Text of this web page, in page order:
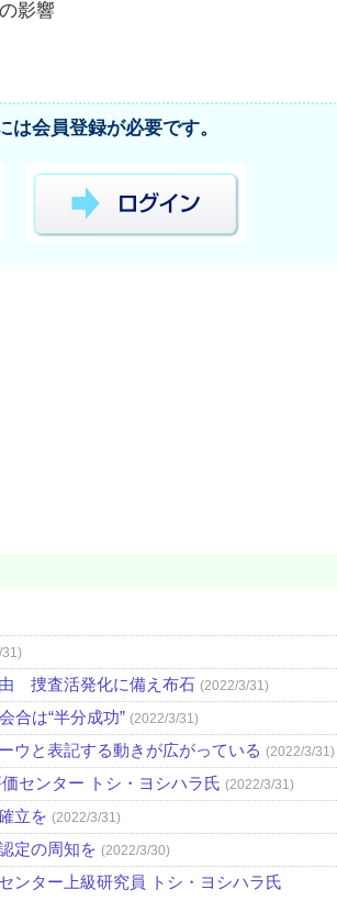
影響
会員登録が必要です。
由 捜査活発化に備え布石 (2022/3/31)
合は“半分成功” (2022/3/31)
ウと表記する動きが広がっている (2022/3/31)
センター トシ・ヨシハラ氏 (2022/3/31)
立を (2022/3/31)
定の周知を (2022/3/30)
ンター上級研究員 トシ・ヨシハラ氏